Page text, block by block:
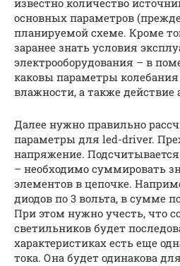
известно количество
основных параметров
планируемой схеме. Кроме
заранее знать условия
электрооборудования – в
каковы параметры
влажности, а также действие
Далее нужно правильно
параметры для led-driver.
напряжение.
– необходимо суммировать
элементов в цепочке.
диодов по 3 вольта, в сумме
При этом нужно учесть, что
светильников будет
характеристиках есть еще
тока. Она будет одинакова